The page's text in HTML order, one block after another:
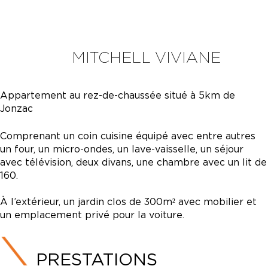
MITCHELL VIVIANE
Appartement au rez-de-chaussée situé à 5km de
Jonzac
Comprenant un coin cuisine équipé avec entre autres
un four, un micro-ondes, un lave-vaisselle, un séjour
avec télévision, deux divans, une chambre avec un lit de
160.
À l’extérieur, un jardin clos de 300m² avec mobilier et
un emplacement privé pour la voiture.
PRESTATIONS